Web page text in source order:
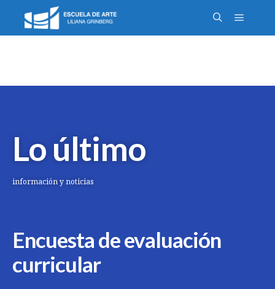
Lo último
información y noticias
Encuesta de evaluación
curricular